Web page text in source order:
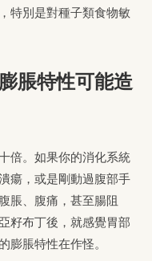
特別是對種子類食物敏
脹特性可能造
倍。如果你的消化系統
瘍，或是剛動過腹部手
脹、腹痛，甚至腸阻
籽布丁後，就感覺胃部
膨脹特性在作怪。